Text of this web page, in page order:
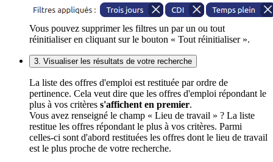
Vous pouvez supprimer les filtres un par un ou tout
réinitialiser en cliquant sur le bouton « Tout réinitialiser ».
3. Visualiser les résultats de votre recherche
La liste des offres d'emploi est restituée par ordre de
pertinence. Cela veut dire que les offres d'emploi répondant le
plus à vos critères s'affichent en premier.
Vous avez renseigné le champ « Lieu de travail » ? La liste
restitue les offres répondant le plus à vos critères. Parmi
celles-ci sont d'abord restituées les offres dont le lieu de travail
est le plus proche de votre recherche.